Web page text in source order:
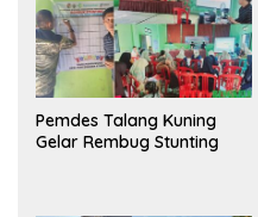
Pemdes Talang Kuning
Gelar Rembug Stunting